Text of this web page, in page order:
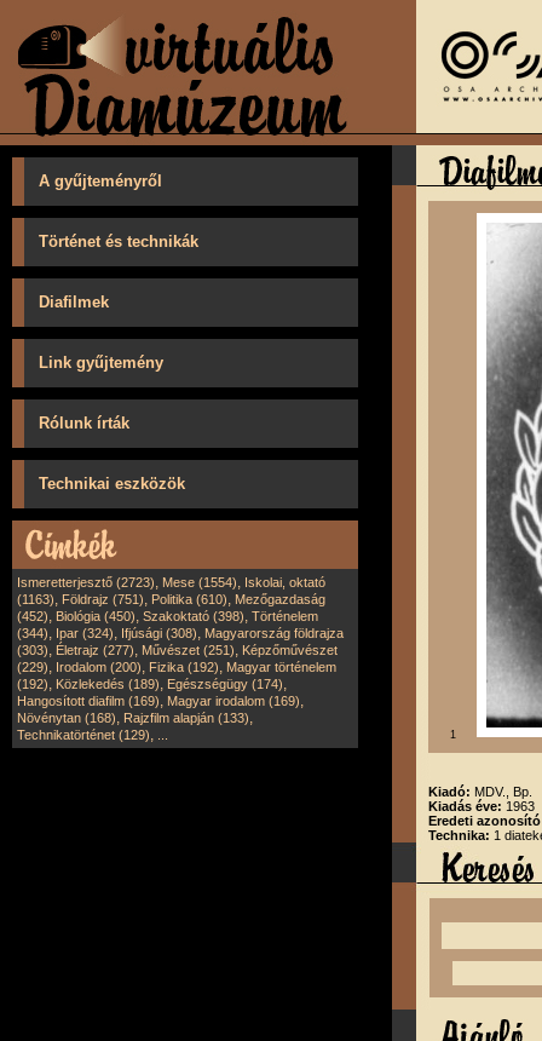
A gyűjteményről
Történet és technikák
Diafilmek
Link gyűjtemény
Rólunk írták
Technikai eszközök
Ismeretterjesztő (2723), Mese (1554), Iskolai, oktató
(1163), Földrajz (751), Politika (610), Mezőgazdaság
(452), Biológia (450), Szakoktató (398), Történelem
(344), Ipar (324), Ifjúsági (308), Magyarország földrajza
(303), Életrajz (277), Művészet (251), Képzőművészet
(229), Irodalom (200), Fizika (192), Magyar történelem
(192), Közlekedés (189), Egészségügy (174),
Hangosított diafilm (169), Magyar irodalom (169),
Növénytan (168), Rajzfilm alapján (133),
Technikatörténet (129), 1
Kiadó: MDV., Bp.
Kiadás éve: 1963
Eredeti
Technika: 1